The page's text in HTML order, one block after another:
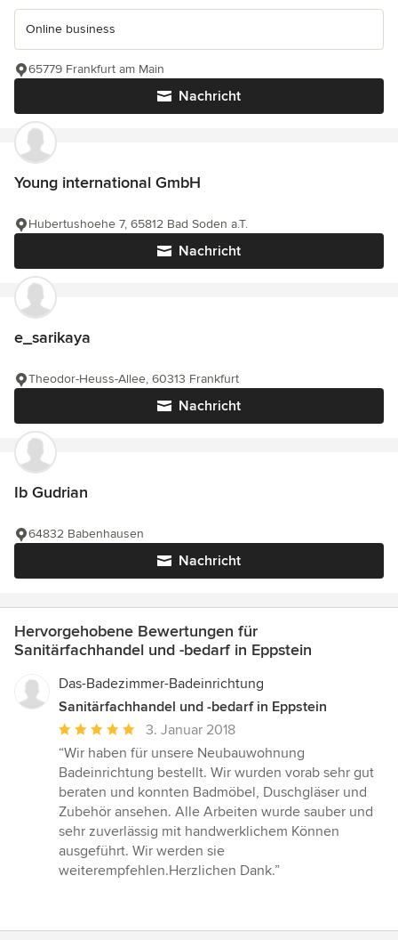
Online business
Nachricht
65779 Frankfurt am Main
Young international GmbH
Nachricht
Hubertushoehe 7, 65812 Bad Soden a.T.
e_sarikaya
Nachricht
Theodor-Heuss-Allee, 60313 Frankfurt
Ib Gudrian
Nachricht
64832 Babenhausen
Hervorgehobene Bewertungen für
Sanitärfachhandel und -bedarf in Eppstein
Das-Badezimmer-Badeinrichtung
Sanitärfachhandel und -bedarf in Eppstein
Durchschnittliche
Bewertung:
5
von
5
Sternen
3. Januar 2018
“Wir haben für unsere Neubauwohnung
Badeinrichtung bestellt. Wir wurden vorab sehr gut
beraten und konnten Badmöbel, Duschgläser und
Zubehör ansehen. Alle Arbeiten wurde sauber und
sehr zuverlässig mit handwerklichem Können
ausgeführt. Wir werden sie
weiterempfehlen.Herzlichen Dank.”